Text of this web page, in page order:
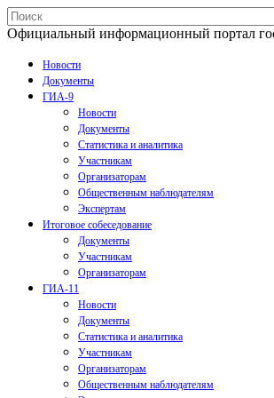
Официальный информационный портал
Новости
Документы
ГИА-9
Новости
Документы
Статистика и аналитика
Участникам
Организаторам
Общественным наблюдателям
Экспертам
Итоговое собеседование
Документы
Участникам
Организаторам
ГИА-11
Новости
Документы
Статистика и аналитика
Участникам
Организаторам
Общественным наблюдателям